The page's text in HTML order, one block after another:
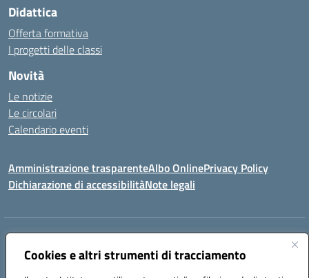
Cookies e altri strumenti di tracciamento
Didattica
Offerta formativa
I progetti delle classi
Novità
Le notizie
Le circolari
Calendario eventi
Amministrazione trasparenteAlbo OnlinePrivacy Policy
Dichiarazione di accessibilitàNote legali
Indirizzo:
Centralino:+39 071 89 52 08 Email:anic82000a@istruzione.it